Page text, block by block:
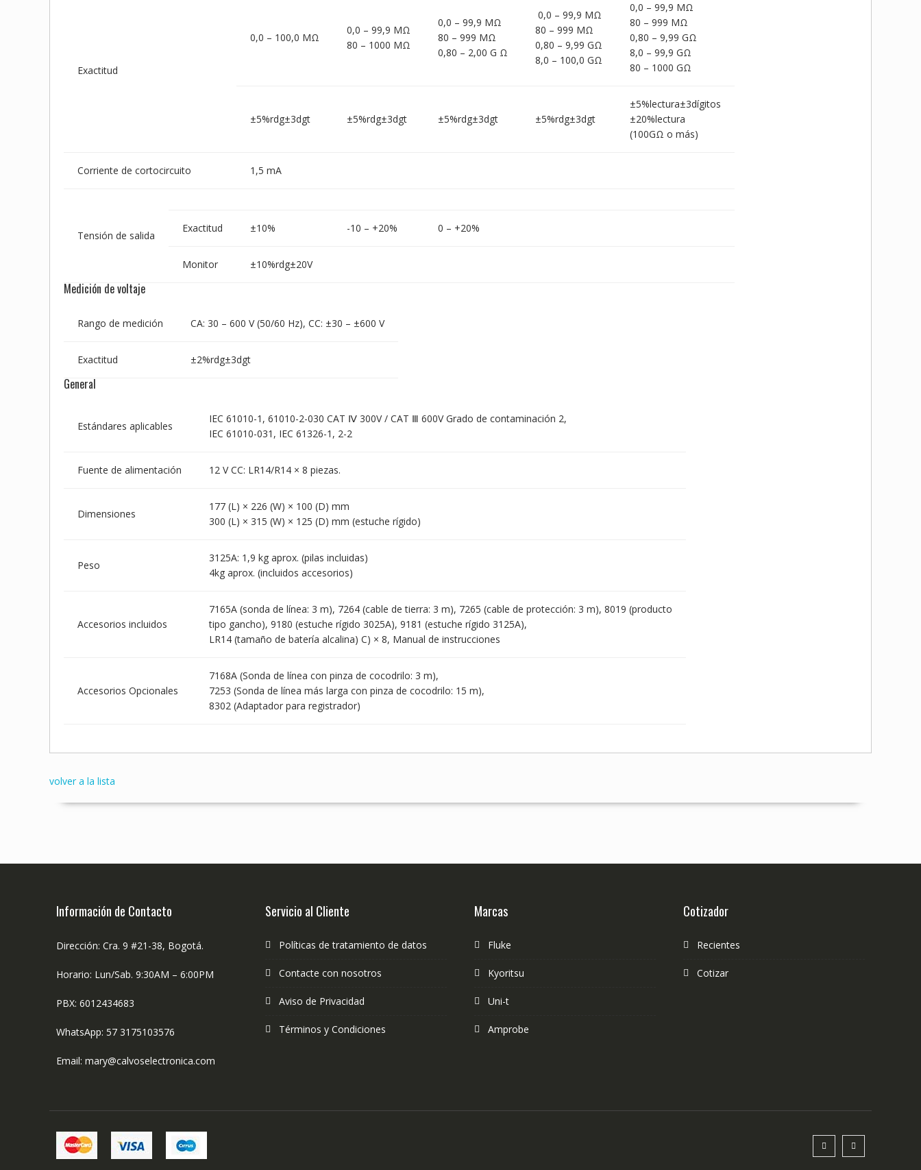
Exactitud
0,0 – 100,0 MΩ
0,0 – 99,9 MΩ
80 – 1000 MΩ
0,0 – 99,9 MΩ
80 – 999 MΩ
0,80 – 2,00 G Ω
0,0 – 99,9 MΩ
80 – 999 MΩ
0,80 – 9,99 GΩ
8,0 – 100,0 GΩ
0,0 – 99,9 MΩ
80 – 999 MΩ
0,80 – 9,99 GΩ
8,0 – 99,9 GΩ
80 – 1000 GΩ
±5%rdg±3dgt ±5%rdg±3dgt ±5%rdg±3dgt ±5%rdg±3dgt
±5%lectura±3dígitos
±20%lectura
(100GΩ o más)
Corriente de cortocircuito 1,5 mA
Tensión de salida
Exactitud ±10% -10 – +20% 0 – +20%
Monitor ±10%rdg±20V
Medición de voltaje
Rango de medición CA: 30 – 600 V (50/60 Hz), CC: ±30 – ±600 V
Exactitud ±2%rdg±3dgt
General
Estándares aplicables
IEC 61010-1, 61010-2-030 CAT Ⅳ 300V / CAT Ⅲ 600V Grado de contaminación 2,
IEC 61010-031, IEC 61326-1, 2-2
Fuente de alimentación 12 V CC: LR14/R14 × 8 piezas.
Dimensiones
177 (L) × 226 (W) × 100 (D) mm
300 (L) × 315 (W) × 125 (D) mm (estuche rígido)
Peso
3125A: 1,9 kg aprox. (pilas incluidas)
4kg aprox. (incluidos accesorios)
Accesorios incluidos
7165A (sonda de línea: 3 m), 7264 (cable de tierra: 3 m), 7265 (cable de protección: 3 m), 8019 (producto
tipo gancho), 9180 (estuche rígido 3025A), 9181 (estuche rígido 3125A),
LR14 (tamaño de batería alcalina) C) × 8, Manual de instrucciones
Accesorios Opcionales
7168A (Sonda de línea con pinza de cocodrilo: 3 m),
7253 (Sonda de línea más larga con pinza de cocodrilo: 15 m),
8302 (Adaptador para registrador)
volver a la lista
Información de Contacto
Dirección: Cra. 9 #21-38, Bogotá.
Horario: Lun/Sab. 9:30AM – 6:00PM
PBX: 6012434683
WhatsApp: 57 3175103576
Email: mary@calvoselectronica.com
Servicio al Cliente
Políticas de tratamiento de datos
Contacte con nosotros
Aviso de Privacidad
Términos y Condiciones
Marcas
Fluke
Kyoritsu
Uni-t
Amprobe
Cotizador
Recientes
Cotizar